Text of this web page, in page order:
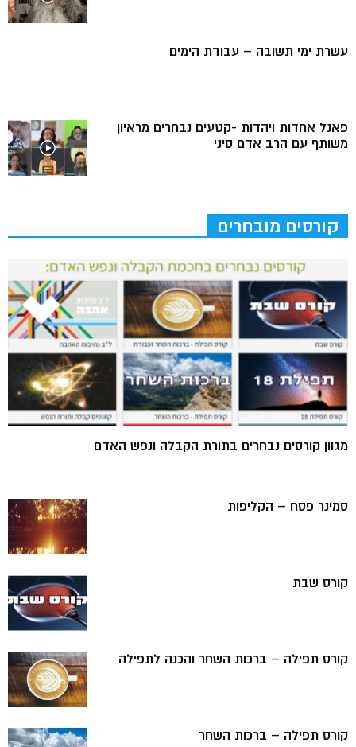
עשרת ימי תשובה – עבודת הימים
פאנל אחדות ויהדות -קטעים נבחרים מראיון
משותף עם הרב אדם סיני
קורסים מובחרים
מגוון קורסים נבחרים בתורת הקבלה ונפש האדם
סמינר פסח – הקליפות
קורס שבת
קורס תפילה – ברכות השחר והכנה לתפילה
קורס תפילה – ברכות השחר